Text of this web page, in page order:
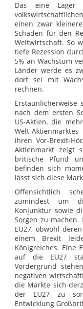
Das eine Lager
einen zwar
Schaden für den
Weltwirtschaft. So
tiefe Rezession
5% an Wachstum
Länder werde es
dort sei mit
rechnen.
Erstaunlicherweise
nach dem ersten
US-Aktien, die
Welt-
ihren Vor-Brexit-
Aktienmarkt zeigt
britische Pfund
befinden sich
lässt sich diese
Offensichtlich
zumindest um
Konjunktur sowie
Sorgen zu
EU27, obwohl
einem Brexit
Königreiches. Eine
auf die EU27
Vordergrund
negativen
die Märkte sich
der EU27 zu
Entwicklung